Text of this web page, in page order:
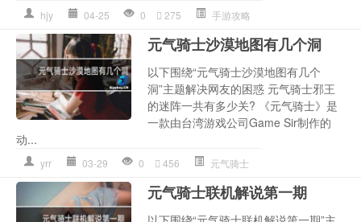
hjy 04-25 0 275 手游攻略
元气骑士沙漠地图有几个洞
以下围绕“元气骑士沙漠地图有几个
洞”主题解决网友的困惑 元气骑士邪王
的迷阵一共有多少关? 《元气骑士》是
一款由台湾游戏公司Game Sir制作的
动...
yrr 03-29 0 456 元气骑士
元气骑士联机解说第一期